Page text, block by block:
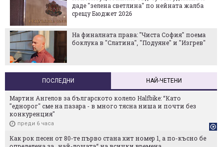
даде "зелена светлина" по нейната жалба
срещу Бюджет 2026
На финалната права: "Чиста София" поема
боклука в "Слатина", "Подуяне" и "Изгрев"
ПОСЛЕДНИ НАЙ-ЧЕТЕНИ
Мартин Ангелов за българското колело Halfbike: “Като
"еднорог" сме на пазара - в много тясна ниша и почти без
конкуренция"
преди 6 часа
Как рок песен от 80-те първо стана хит номер 1, а по-късно бе